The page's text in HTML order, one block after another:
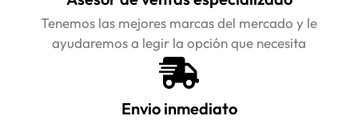
Tenemos las mejores marcas del mercado y le
ayudaremos a legir la opción que necesita
Envio inmediato